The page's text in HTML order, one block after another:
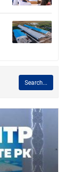
Search...